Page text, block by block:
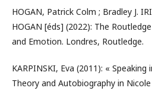
HOGAN, Patrick Colm ; Bradley J.
HOGAN [éds] (2022): The
and Emotion. Londres, Routledge.
KARPINSKI, Eva (2011): « Speaking
Theory and Autobiography in